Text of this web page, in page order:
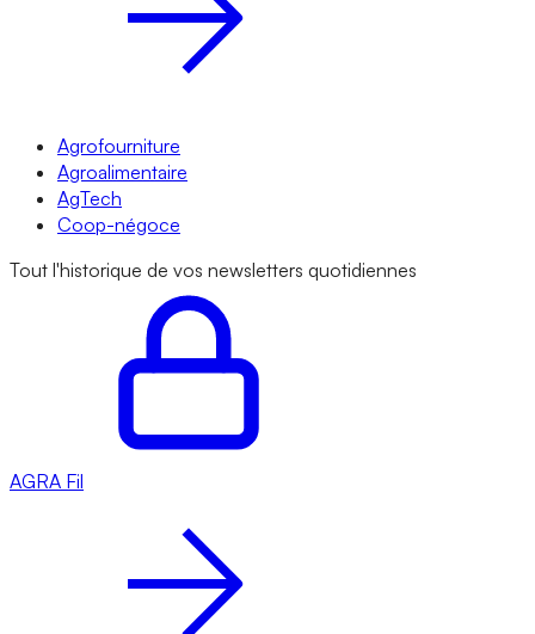
Agrofourniture
Agroalimentaire
AgTech
Coop-négoce
Tout l'historique de vos newsletters quotidiennes
AGRA Fil